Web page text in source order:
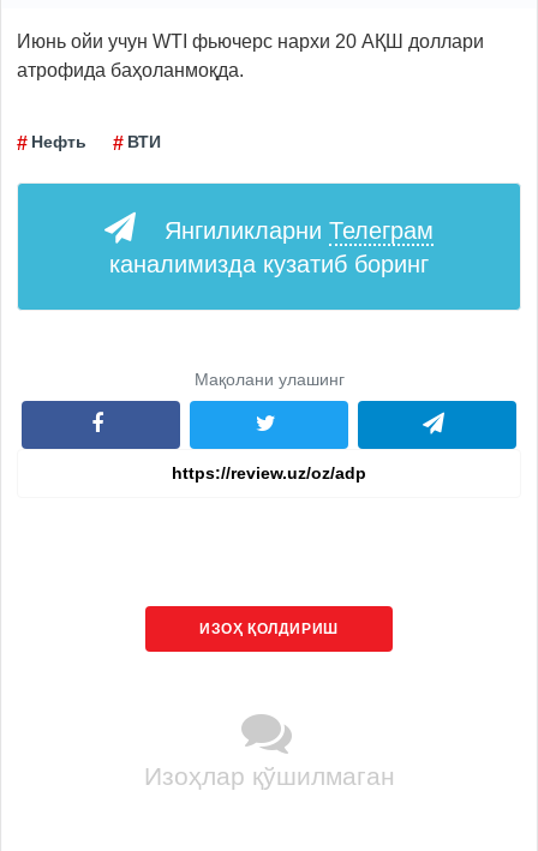
Июнь ойи учун WTI фьючерс нархи 20 АҚШ доллари
атрофида баҳоланмоқда.
Нефть ВТИ
Янгиликларни Телеграм
каналимизда кузатиб боринг
Мақолани улашинг
ИЗОҲ ҚОЛДИРИШ
Изоҳлар қўшилмаган